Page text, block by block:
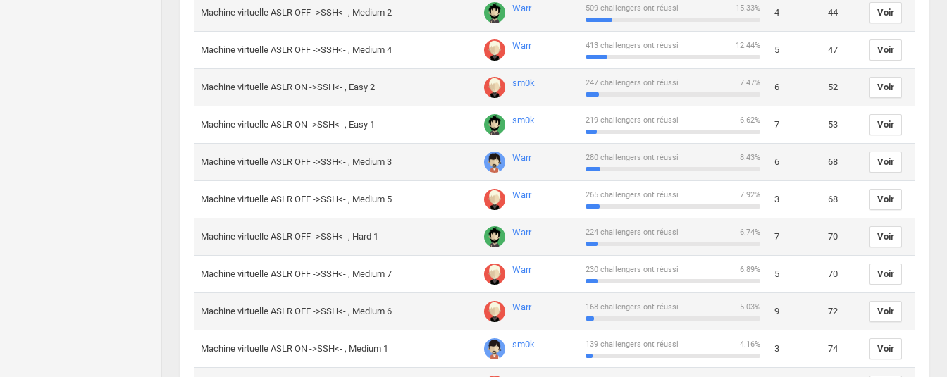
Machine virtuelle ASLR OFF ->SSH<- , Medium 2 Warr 15.33%
509 challengers ont réussi 4 44 Voir
Machine virtuelle ASLR OFF ->SSH<- , Medium 4 Warr 12.44%
413 challengers ont réussi 5 47 Voir
Machine virtuelle ASLR ON ->SSH<- , Easy 2 sm0k 7.47%
247 challengers ont réussi 6 52 Voir
Machine virtuelle ASLR ON ->SSH<- , Easy 1 sm0k 6.62%
219 challengers ont réussi 7 53 Voir
Machine virtuelle ASLR OFF ->SSH<- , Medium 3 Warr 8.43%
280 challengers ont réussi 6 68 Voir
Machine virtuelle ASLR OFF ->SSH<- , Medium 5 Warr 7.92%
265 challengers ont réussi 3 68 Voir
Machine virtuelle ASLR OFF ->SSH<- , Hard 1 Warr 6.74%
224 challengers ont réussi 7 70 Voir
Machine virtuelle ASLR OFF ->SSH<- , Medium 7 Warr 6.89%
230 challengers ont réussi 5 70 Voir
Machine virtuelle ASLR OFF ->SSH<- , Medium 6 Warr 5.03%
168 challengers ont réussi 9 72 Voir
Machine virtuelle ASLR ON ->SSH<- , Medium 1 sm0k 4.16%
139 challengers ont réussi 3 74 Voir